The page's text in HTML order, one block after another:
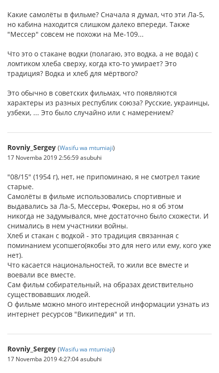
Какие самолёты в фильме? Сначала я думал, что эти Ла-5,
но кабина находится слишком далеко впереди. Также
"Мессер" совсем не похожи на Me-109...
Что это о стакане водки (полагаю, это водка, а не вода) с
ломтиком хлеба сверху, когда кто-то умирает? Это
традиция? Водка и хлеб для мёртвого?
Это обычно в советских фильмах, что появляются
характеры из разных республик союза? Русские, украинцы,
узбеки, ... Это было случайно или с намерением?
Rovniy_Sergey (Wasifu wa mtumiaji)
17 Novemba 2019 2:56:59 asubuhi
"08/15" (1954 г), нет, не припоминаю, я не смотрел такие
старые.
Самолёты в фильме использовались спортивные и
выдавались за Ла-5, Мессеры, Фокеры, но я об этом
никогда не задумывался, мне достаточно было схожести. И
снимались в нем участники войны.
Хлеб и стакан с водкой - это традиция связанная с
поминанием усопшего(якобы это для него или ему, кого уже
нет).
Что касается национальностей, то жили все вместе и
воевали все вместе.
Сам фильм собирательный, на образах деиствительно
существовавших людей.
О фильме можно много интересной информации узнать из
интернет ресурсов "Википедия" и тп.
Rovniy_Sergey (Wasifu wa mtumiaji)
17 Novemba 2019 4:27:04 asubuhi